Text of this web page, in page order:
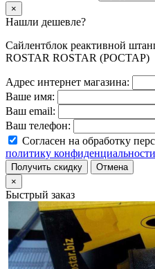
×
Нашли дешевле?
Сайлентблок реактивной
ROSTAR ROSTAR (РОСТАР)
Адрес интернет магазина:
Ваше имя:
Ваш email:
Ваш телефон:
Согласен на обработку
политику конфиденциальности
Получить скидку
Отмена
×
Быстрый заказ